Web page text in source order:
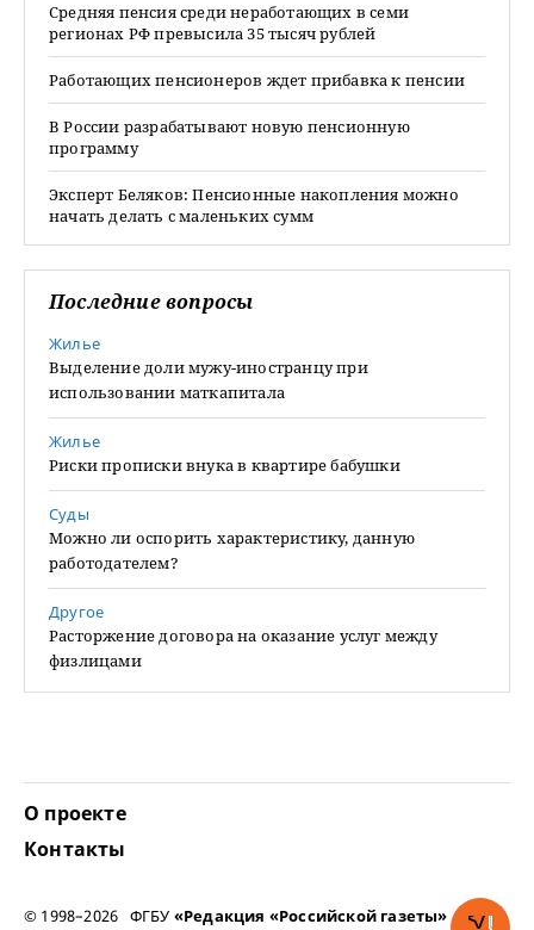
Средняя пенсия среди неработающих в семи
регионах РФ превысила 35 тысяч рублей
Работающих пенсионеров ждет прибавка к пенсии
В России разрабатывают новую пенсионную
программу
Эксперт Беляков: Пенсионные накопления можно
начать делать с маленьких сумм
Последние вопросы
Жилье
Выделение доли мужу-иностранцу при
использовании маткапитала
Жилье
Риски прописки внука в квартире бабушки
Суды
Можно ли оспорить характеристику, данную
работодателем?
Другое
Расторжение договора на оказание услуг между
физлицами
О проекте
Контакты
© 1998–2026 ФГБУ «Редакция «Российской газеты»